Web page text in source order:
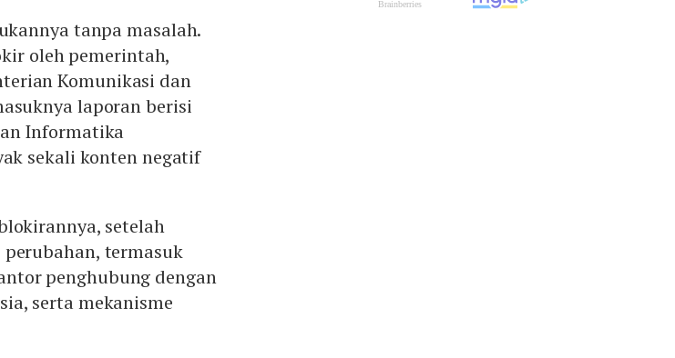
tanpa masalah.
oleh pemerintah,
Komunikasi dan
laporan berisi
Informatika
sekali konten negatif
setelah
termasuk
penghubung dengan
serta mekanisme